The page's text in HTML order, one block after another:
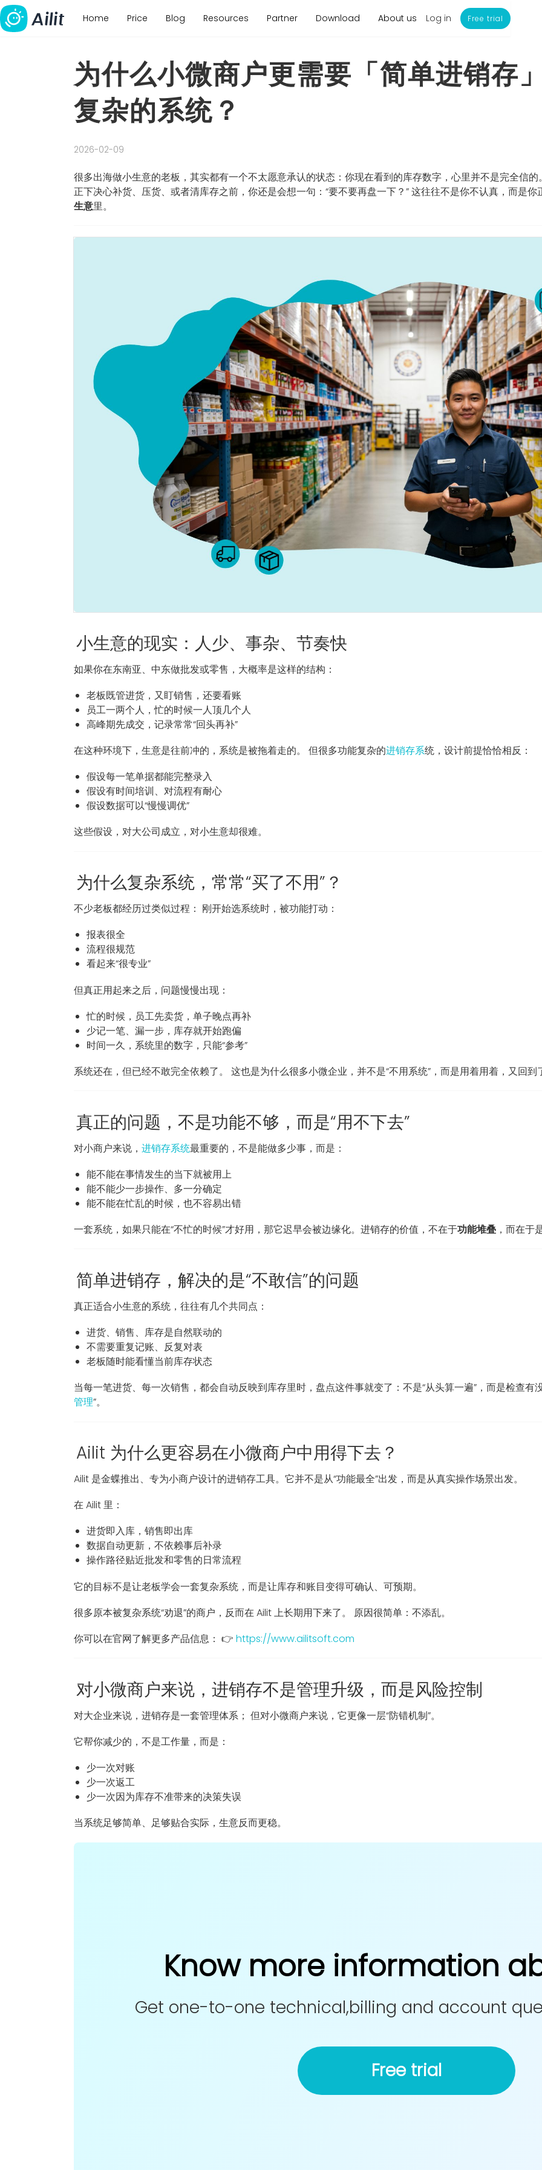
Home Price Blog Resources Partner Download About us Log in Free trial
为什么小微商户更需要「简单进销存
复杂的系统？
2026-02-09
很多出海做小生意的老板，其实都有一个不太愿意承认的状态：你现在看到的库存数字，心里并不是完全信的
正下决心补货、压货、或者清库存之前，你还是会想一句：“要不要再盘一下？” 这往往不是你不认真，而是
生意里。
小生意的现实：人少、事杂、节奏快
如果你在东南亚、中东做批发或零售，大概率是这样的结构：
老板既管进货，又盯销售，还要看账
员工一两个人，忙的时候一人顶几个人
高峰期先成交，记录常常“回头再补”
在这种环境下，生意是往前冲的，系统是被拖着走的。 但很多功能复杂的进销存系统，设计前提恰恰相反：
假设每一笔单据都能完整录入
假设有时间培训、对流程有耐心
假设数据可以“慢慢调优”
这些假设，对大公司成立，对小生意却很难。
为什么复杂系统，常常“买了不用”？
不少老板都经历过类似过程： 刚开始选系统时，被功能打动：
报表很全
流程很规范
看起来“很专业”
但真正用起来之后，问题慢慢出现：
忙的时候，员工先卖货，单子晚点再补
少记一笔、漏一步，库存就开始跑偏
时间一久，系统里的数字，只能“参考”
系统还在，但已经不敢完全依赖了。 这也是为什么很多小微企业，并不是“不用系统”，而是用着用着，又回到
真正的问题，不是功能不够，而是“用不下去”
对小商户来说， 进销存系统最重要的，不是能做多少事，而是：
能不能在事情发生的当下就被用上
能不能少一步操作、多一分确定
能不能在忙乱的时候，也不容易出错
一套系统，如果只能在“不忙的时候”才好用，那它迟早会被边缘化。进销存的价值，不在于功能堆叠 ，而在于
简单进销存，解决的是“不敢信”的问题
真正适合小生意的系统，往往有几个共同点：
进货、销售、库存是自然联动的
不需要重复记账、反复对表
老板随时能看懂当前库存状态
当每一笔进货、每一次销售，都会自动反映到库存里时，盘点这件事就变了：不是“从头算一遍”，而是检查有
管理”。
Ailit 为什么更容易在小微商户中用得下去？
Ailit 是金蝶推出、专为小商户设计的进销存工具。它并不是从“功能最全”出发，而是从真实操作场景出发。
在 Ailit 里：
进货即入库，销售即出库
数据自动更新，不依赖事后补录
操作路径贴近批发和零售的日常流程
它的目标不是让老板学会一套复杂系统，而是让库存和账目变得可确认、可预期。
很多原本被复杂系统“劝退”的商户，反而在 Ailit 上长期用下来了。 原因很简单：不添乱。
你可以在官网了解更多产品信息： 👉 https://www.ailitsoft.com
对小微商户来说，进销存不是管理升级，而是风险控制
对大企业来说，进销存是一套管理体系； 但对小微商户来说，它更像一层“防错机制”。
它帮你减少的，不是工作量，而是：
少一次对账
少一次返工
少一次因为库存不准带来的决策失误
当系统足够简单、足够贴合实际，生意反而更稳。
Know more information
Get one-to-one technical,billing and account
Free trial